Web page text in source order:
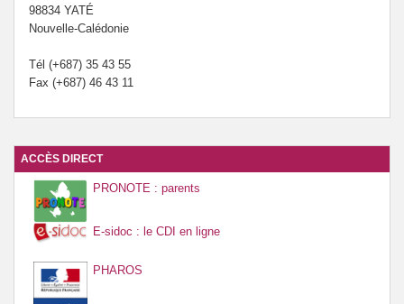
98834 YATÉ
Nouvelle-Calédonie
Tél (+687) 35 43 55
Fax (+687) 46 43 11
ACCÈS DIRECT
PRONOTE : parents
E-sidoc : le CDI en ligne
PHAROS